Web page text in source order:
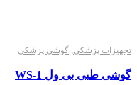
تجهیزات پزشکی گوشی پزشکی
گوشی طبی بی ول WS-1